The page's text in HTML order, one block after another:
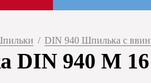
/ DIN 940 Шпилька с
DIN 940 М 16